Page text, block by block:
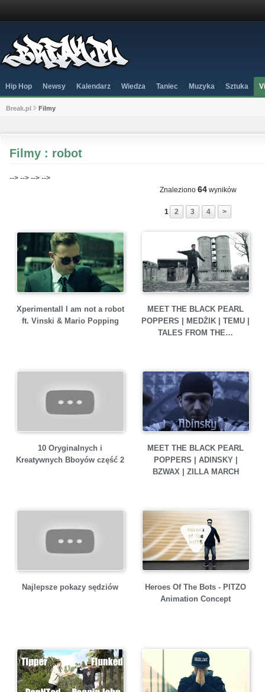
Hip Hop Newsy Kalendarz Wiedza Taniec Muzyka Sztuka
Break.pl Filmy
Filmy : robot
--> --> --> -->
Znaleziono 64 wyników
1 2 3 4 >
Xperimentall I am not a robot
ft. Vinski & Mario Popping
MEET THE BLACK PEARL
POPPERS | MEDŻIK | TEMU |
TALES FROM THE…
10 Oryginalnych i
Kreatywnych Bboyów część 2
MEET THE BLACK PEARL
POPPERS | ADINSKY |
BZWAX | ZILLA MARCH
Najlepsze pokazy sędziów
Heroes Of The Bots - PITZO
Animation Concept